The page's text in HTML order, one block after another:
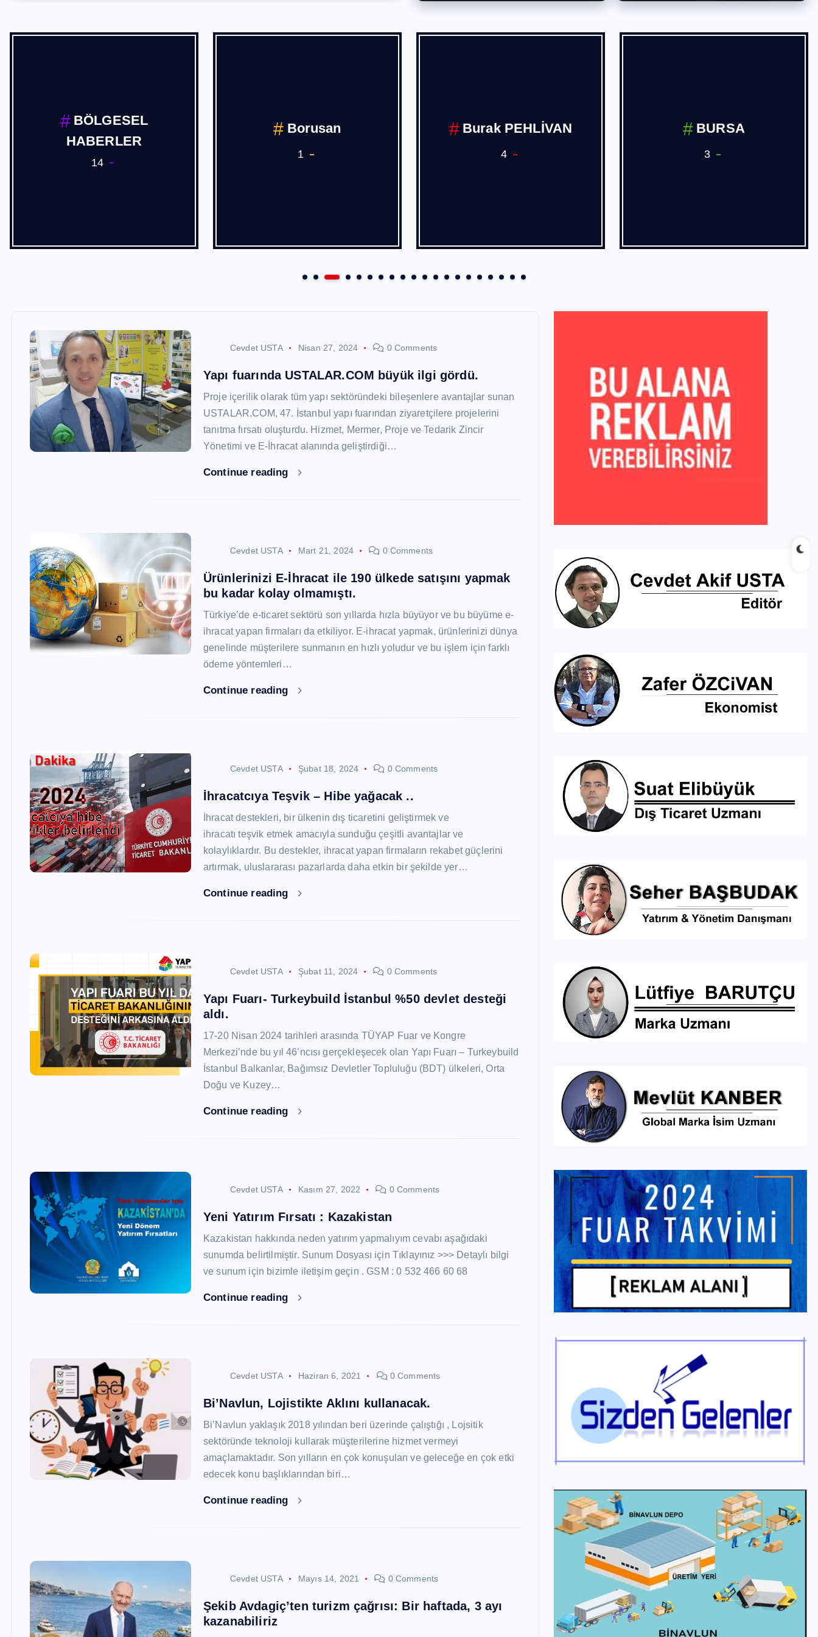
BÖLGESEL
HABERLER
14
Borusan
1
Burak PEHLİVAN
4
BURSA
3
Cevdet USTA Nisan 27, 2024 0 Comments
Yapı fuarında USTALAR.COM büyük ilgi gördü.
Proje içerilik olarak tüm yapı sektöründeki bileşenlere avantajlar sunan
USTALAR.COM, 47. İstanbul yapı fuarından ziyaretçilere projelerini
tanıtma fırsatı oluşturdu. Hizmet, Mermer, Proje ve Tedarik Zincir
Yönetimi ve E-İhracat alanında geliştirdiği…
Continue reading
Cevdet USTA Mart 21, 2024 0 Comments
Ürünlerinizi E-İhracat ile 190 ülkede satışını yapmak
bu kadar kolay olmamıştı.
Türkiye’de e-ticaret sektörü son yıllarda hızla büyüyor ve bu büyüme e-
ihracat yapan firmaları da etkiliyor. E-ihracat yapmak, ürünlerinizi dünya
genelinde müşterilere sunmanın en hızlı yoludur ve bu işlem için farklı
ödeme yöntemleri…
Continue reading
Cevdet USTA Şubat 18, 2024 0 Comments
İhracatcıya Teşvik – Hibe yağacak ..
İhracat destekleri, bir ülkenin dış ticaretini geliştirmek ve
ihracatı teşvik etmek amacıyla sunduğu çeşitli avantajlar ve
kolaylıklardır. Bu destekler, ihracat yapan firmaların rekabet güçlerini
artırmak, uluslararası pazarlarda daha etkin bir şekilde yer…
Continue reading
Cevdet USTA Şubat 11, 2024 0 Comments
Yapı Fuarı- Turkeybuild İstanbul %50 devlet desteği
aldı.
17-20 Nisan 2024 tarihleri arasında TÜYAP Fuar ve Kongre
Merkezi’nde bu yıl 46’ncısı gerçekleşecek olan Yapı Fuarı – Turkeybuild
İstanbul Balkanlar, Bağımsız Devletler Topluluğu (BDT) ülkeleri, Orta
Doğu ve Kuzey…
Continue reading
Cevdet USTA Kasım 27, 2022 0 Comments
Yeni Yatırım Fırsatı : Kazakistan
Kazakistan hakkında neden yatırım yapmalıyım cevabı aşağıdaki
sunumda belirtilmiştir. Sunum Dosyası için Tıklayınız >>> Detaylı bilgi
ve sunum için bizimle iletişim geçin . GSM : 0 532 466 60 68
Continue reading
Cevdet USTA Haziran 6, 2021 0 Comments
Bi’Navlun, Lojistikte Aklını kullanacak.
Bi’Navlun yaklaşık 2018 yılından beri üzerinde çalıştığı , Lojsitik
sektöründe teknoloji kullarak müşterilerine hizmet vermeyi
amaçlamaktadır. Son yılların en çok konuşulan ve geleceğe en çok etki
edecek konu başlıklarından biri…
Continue reading
Cevdet USTA Mayıs 14, 2021 0 Comments
Şekib Avdagiç’ten turizm çağrısı: Bir haftada, 3 ayı
kazanabiliriz